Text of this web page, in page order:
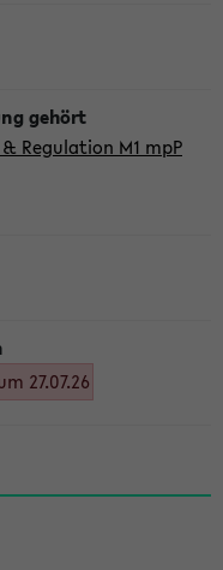
Regulation M1 mpP
27.07.26